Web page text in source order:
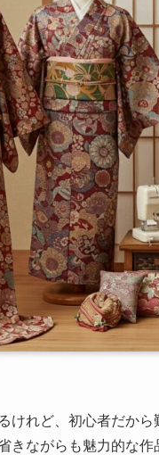
けれど、初心者だか
きながらも魅力的な